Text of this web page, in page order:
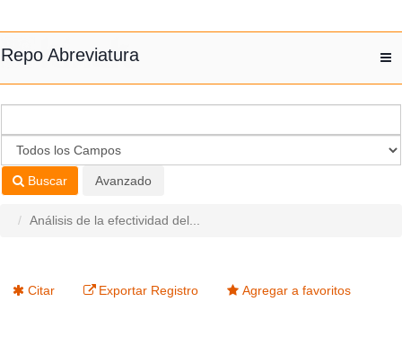
Repo Abreviatura
Buscar Avanzado
Análisis de la efectividad del...
Citar Exportar Registro Agregar a favoritos